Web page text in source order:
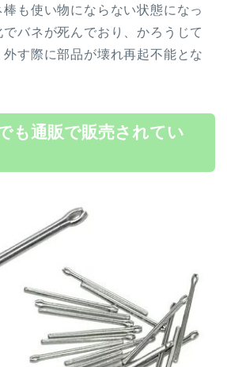
も使い物にならない状態になっ
バネが死んでおり、かろうじて
す際に部品が壊れ再起不能とな
も通販で販売されてい